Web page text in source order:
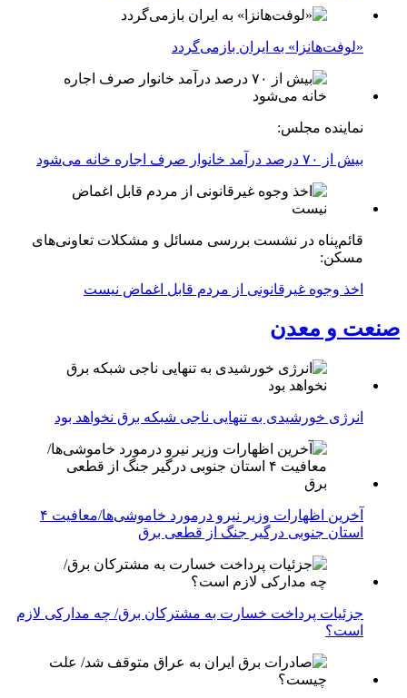
«لوفت‌هانزا» به ایران بازمی‌گردد
نماینده مجلس:
بیش از ۷۰ درصد درآمد خانوار صرف اجاره خانه می‌شود
قائم‌پناه در نشست بررسی مسائل و مشکلات تعاونی‌های
مسکن:
اخذ وجوه غیرقانونی از مردم قابل اغماض نیست
صنعت و معدن
انرژی خورشیدی به تنهایی ناجی شبکه برق نخواهد بود
آخرین اظهارات وزیر نیرو درمورد خاموشی‌ها/معافیت ۴
استان جنوبی درگیر جنگ از قطعی برق
جزئیات پرداخت خسارت به مشترکان برق/ چه مدارکی لازم
است؟